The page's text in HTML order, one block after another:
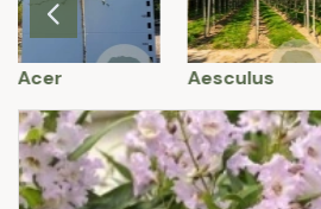
Acer Aesculus